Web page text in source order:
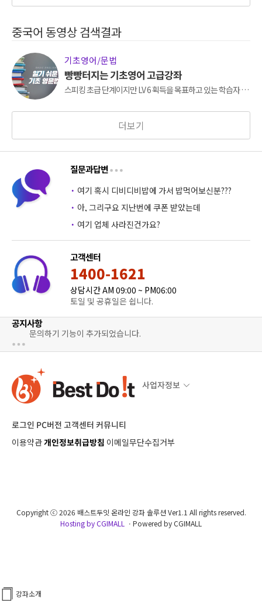
중국어 동영상 검색결과
기초영어/문법
빵빵터지는 기초영어 고급강좌
스피킹 초급 단계이지만 LV 6 획득을 목표하고 있는 학습자 또
는 학습자를 위한 강의입니다.
더보기
질문과답변
· 여기 혹시 디비디비밥에 가서 밥먹어보신분???
· 아, 그리구요 지난번에 쿠폰 받았는데
· 여기 업체 사라진건가요?
고객센터
1400-1621
상담시간 AM 09:00 ~ PM06:00
토일 및 공휴일은 쉽니다.
공지사항
문의하기 기능이 추가되었습니다.
사업자정보
로그인 PC버전 고객센터 커뮤니티
이용약관개인정보취급방침 이메일무단수집거부
Copyright ⓒ 2026 배스트두잇 온라인 강좌 솔루션 Ver1.1 All rights reserved.
Hosting by CGIMALL
ㆍPowered by CGIMALL
강좌소개